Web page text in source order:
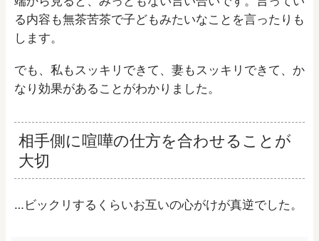
る内容も無茶苦茶で子どもみたいなことを言ったりも
します。
でも、私もスッキリできて、妻もスッキリできて、か
なり効果があることがわかりました。
相手側に喧嘩の仕方を合わせることが
大切
…ビックリするくらいお互いの心がけが真逆でした。